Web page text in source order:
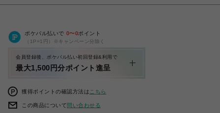
ポケパル払いで 0〜0ポイント
（1P=1円）※キャンペーン分除く
会員登録後、ポケパル払い初回登録&利用で
最大1,500円分ポイント進呈
獲得ポイントの確認方法は こちら
この商品について問い合わせる